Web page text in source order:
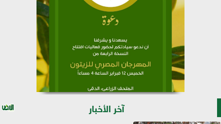
آخر الأخبار